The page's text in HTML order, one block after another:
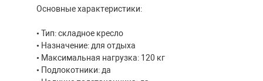
Основные характеристики:
• Тип: складное кресло
• Назначение: для отдыха
• Maксимальная нагрузка: 120 кг
• Подлокотники: да